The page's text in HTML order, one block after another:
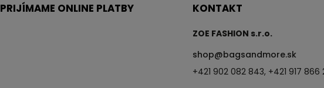
PRIJÍMAME ONLINE PLATBY KONTAKT
ZOE FASHION s.r.o.
shop@bagsandmore.sk
+421 902 082 843, +421 917 866